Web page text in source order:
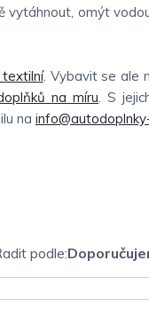
vytáhnout, omýt
. Vybavit se ale
na míru. S
na
podle: